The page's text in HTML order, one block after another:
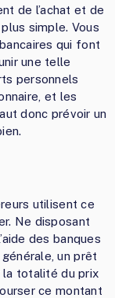
de l’achat et de
simple. Vous
qui font
une telle
personnels
et les
donc prévoir un
utilisent ce
Ne disposant
des banques
un prêt
la totalité du prix
ce montant